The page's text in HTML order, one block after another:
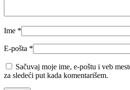
Ime *
E-pošta *
Sačuvaj moje ime, e-poštu i veb
za sledeći put kada komentarišem.